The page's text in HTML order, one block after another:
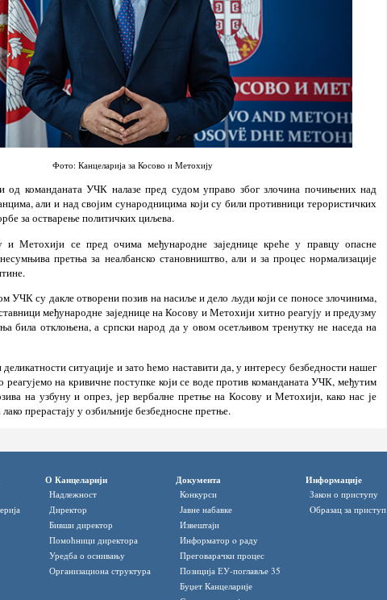
Фото: Канцеларија за Косово и Метохију
од команданата УЧК налазе пред судом управо због злочина почињених над
али и над својим сународницима који су били противници терористичких
за остварење политичких циљева.
Метохији се пред очима међународне заједнице креће у правцу опасне
претња за неалбанско становништво, али и за процес нормализације
УЧК су дакле отворени позив на насиље и дело људи који се поносе злочинима,
међународне заједнице на Косову и Метохији хитно реагују и предузму
била отклоњена, а српски народ да у овом осетљивом тренутку не наседа на
ситуације и зато ћемо наставити да, у интересу безбедности нашег
реагујемо на кривичне поступке који се воде против команданата УЧК, међутим
на узбуну и опрез, јер вербалне претње на Косову и Метохији, како нас је
прерастају у озбиљније безбедносне претње.
О Канцеларији
Надлежност
Директор
Бивши директор
Помоћници директора
Уредба о оснивању
Организациона структура
Документа
Конкурси
Јавне набавке
Извештаји
Информатор o раду
Преговарачки процес
Позиција ЕУ-поглавље 35
Буџет Канцеларије
Информације
Закон о приступу
Oбразац за приступ